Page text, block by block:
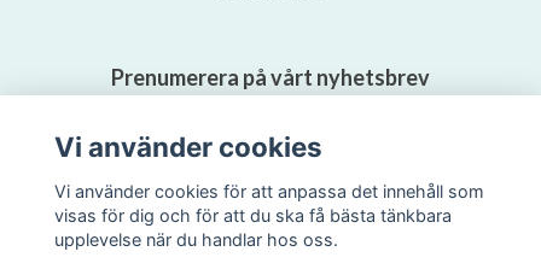
Prenumerera på vårt nyhetsbrev
Vi använder cookies
Vi använder cookies för att anpassa det innehåll som
visas för dig och för att du ska få bästa tänkbara
upplevelse när du handlar hos oss.